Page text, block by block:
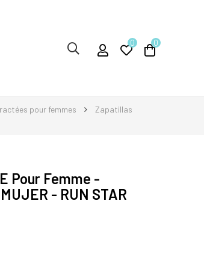
0 0
pour femmes
Zapatillas
Pour Femme -
- RUN STAR